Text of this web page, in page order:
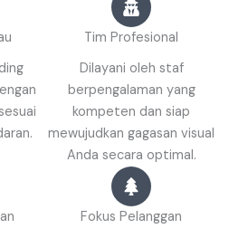
Tim Profesional
Dilayani oleh staf
berpengalaman yang
kompeten dan siap
mewujudkan gagasan visual
Anda secara optimal.
Fokus Pelanggan